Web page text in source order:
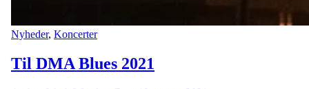
Nyheder, Koncerter
Til DMA Blues 2021